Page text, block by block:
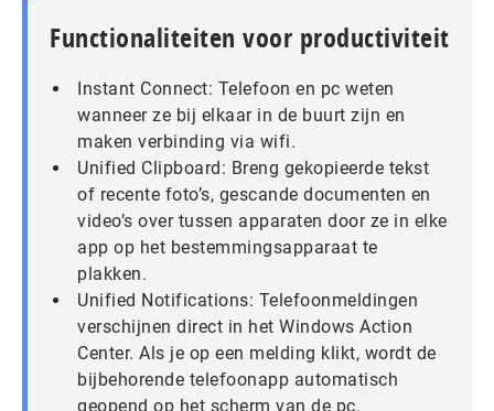
Functionaliteiten voor productiviteit
Instant Connect: Telefoon en pc weten
wanneer ze bij elkaar in de buurt zijn en
maken verbinding via wifi.
Unified Clipboard: Breng gekopieerde tekst
of recente foto’s, gescande documenten en
video’s over tussen apparaten door ze in elke
app op het bestemmingsapparaat te
plakken.
Unified Notifications: Telefoonmeldingen
verschijnen direct in het Windows Action
Center. Als je op een melding klikt, wordt de
bijbehorende telefoonapp automatisch
geopend op het scherm van de pc.